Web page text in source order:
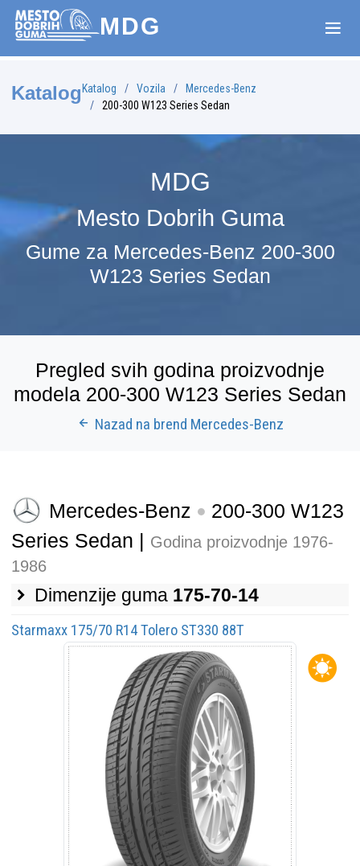
MDG
Katalog Katalog Vozila
Mercedes-Benz
200-300 W123 Series Sedan
MDG
Mesto Dobrih Guma
Gume za Mercedes-Benz 200-300
W123 Series Sedan
Pregled svih godina proizvodnje
modela 200-300 W123 Series Sedan
Nazad na brend Mercedes-Benz
Mercedes-Benz
200-300 W123
Series Sedan | Godina proizvodnje 1976-
1986
Dimenzije guma 175-70-14
Starmaxx 175/70 R14 Tolero ST330 88T